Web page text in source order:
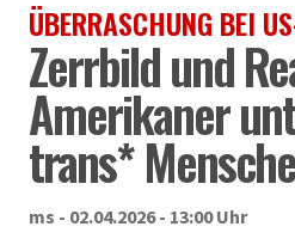
ÜBERRASCHUNG BEI
Zerrbild und
Amerikaner
trans*
ms - 02.04.2026 - 13:00 Uhr